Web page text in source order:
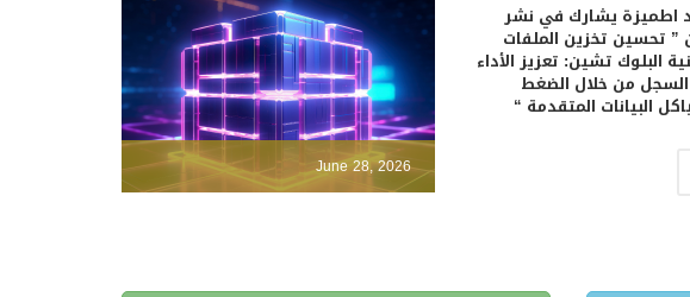
June 28, 2026
اطميزة يشارك في نشر
” تحسين تخزين الملفات
البلوك تشين: تعزيز الأداء
من خلال الضغط
البيانات المتقدمة “